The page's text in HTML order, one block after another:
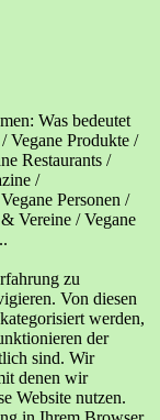
Was bedeutet
Vegane Produkte /
Restaurants /
/
Personen /
Vereine / Vegane
zu
Von diesen
werden,
der
sind. Wir
denen wir
Website nutzen.